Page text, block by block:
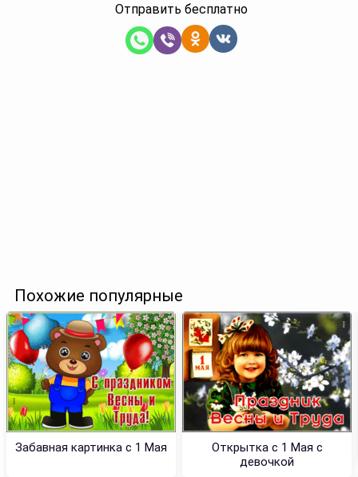
Отправить бесплатно
Похожие популярные
Забавная картинка с 1 Мая
Открытка с 1 Мая с
девочкой